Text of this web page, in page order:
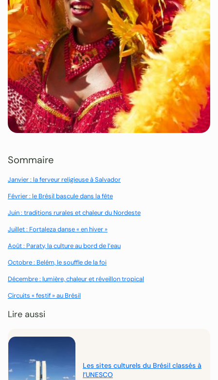
Sommaire
Janvier : la ferveur religieuse à Salvador
Février : le Brésil bascule dans la fête
Juin : traditions rurales et chaleur du Nordeste
Juillet : Fortaleza danse « en hiver »
Août : Paraty, la culture au bord de l’eau
Octobre : Belém, le souffle de la foi
Décembre : lumière, chaleur et réveillon tropical
Circuits « festif » au Brésil
Lire aussi
Les sites culturels du Brésil classés à
l’UNESCO